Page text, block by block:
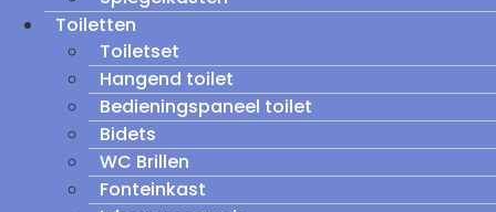
Toiletten
Toiletset
Hangend toilet
Bedieningspaneel toilet
Bidets
WC Brillen
Fonteinkast